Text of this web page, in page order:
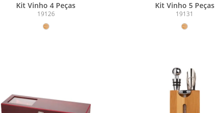
Kit Vinho 4 Peças
19126
Kit Vinho 5 Peças
19131